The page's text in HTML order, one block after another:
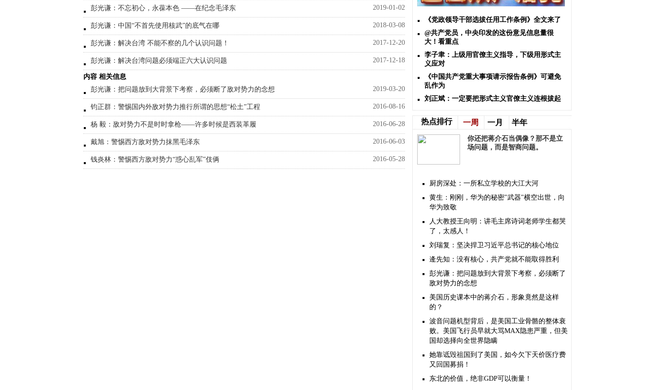
彭光谦：不忘初心，永葆本色 ——在纪念毛泽东 2019-01-02
彭光谦：中国“不首先使用核武”的底气在哪 2018-03-08
彭光谦：解决台湾 不能不察的几个认识问题！ 2017-12-20
彭光谦：解决台湾问题必须端正六大认识问题 2017-12-18
内容 相关信息
彭光谦：把问题放到大背景下考察，必须断了敌对势力的念想
2019-03-20
钧正群：警惕国内外敌对势力推行所谓的思想“松土”工程 2016-08-16
杨 毅：敌对势力不是时时拿枪——许多时候是西装革履 2016-06-28
戴旭：警惕西方敌对势力抹黑毛泽东 2016-06-03
钱炎林：警惕西方敌对势力“惑心乱军”伎俩 2016-05-28
《党政领导干部选拔任用工作条例》全文来了
@共产党员，中央印发的这份意见信息量很
大！看重点
李子聿：上级用官僚主义指导，下级用形式主
义应对
《中国共产党重大事项请示报告条例》可避免
乱作为
刘正斌：一定要把形式主义官僚主义连根拔起
热点排行 一周 一月 半年
你还把蒋介石当偶像？那不是立
场问题，而是智商问题。
厨房深处：一所私立学校的大江大河
黄生：刚刚，华为的秘密"武器"横空出世，向
华为致敬
人大教授王向明：讲毛主席诗词老师学生都哭
了，太感人！
刘瑞复：坚决捍卫习近平总书记的核心地位
逄先知：没有核心，共产党就不能取得胜利
彭光谦：把问题放到大背景下考察，必须断了
敌对势力的念想
美国历史课本中的蒋介石，形象竟然是这样
的？
波音问题机型背后，是美国工业骨骼的整体衰
败。美国飞行员早就大骂MAX隐患严重，但美
国却选择向全世界隐瞒
她靠诋毁祖国到了美国，如今欠下天价医疗费
又回国募捐！
东北的价值，绝非GDP可以衡量！